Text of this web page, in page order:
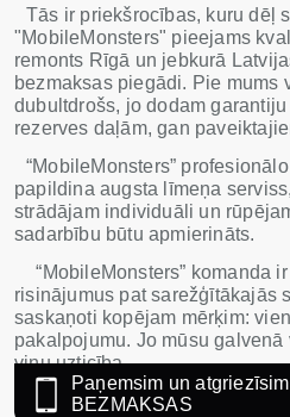
Tās ir priekšrocības, kuru dēļ
"MobileMonsters" pieejams
remonts Rīgā un jebkurā
bezmaksas piegādi. Pie mums
dubultdrošs, jo dodam
rezerves daļām, gan
“MobileMonsters”
papildina augsta līmeņa
strādājam individuāli un
sadarbību būtu apmierināts.
“MobileMonsters” komanda
risinājumus pat sarežģītākajās
saskaņoti kopējam mērķim:
pakalpojumu. Jo mūsu
viņu uzticība.
Paņemsim un atgriezīsim
BEZMAKSAS